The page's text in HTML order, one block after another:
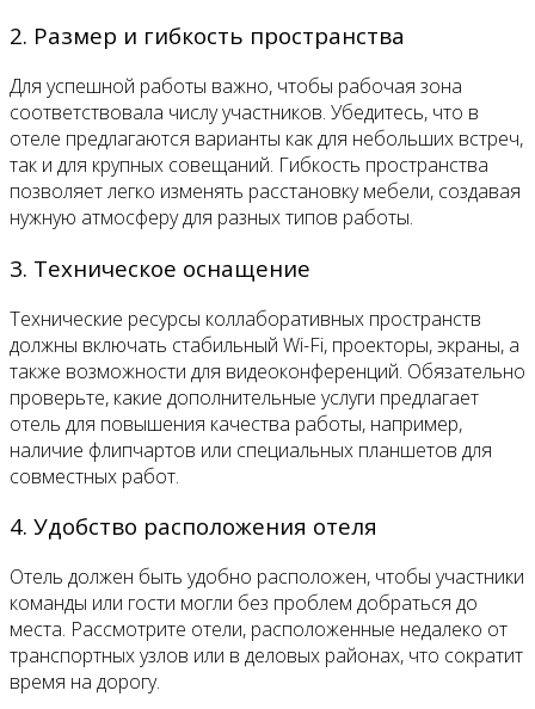
2. Размер и гибкость пространства
Для успешной работы важно, чтобы рабочая зона
соответствовала числу участников. Убедитесь, что в
отеле предлагаются варианты как для небольших встреч,
так и для крупных совещаний. Гибкость пространства
позволяет легко изменять расстановку мебели, создавая
нужную атмосферу для разных типов работы.
3. Техническое оснащение
Технические ресурсы коллаборативных пространств
должны включать стабильный Wi-Fi, проекторы, экраны, а
также возможности для видеоконференций. Обязательно
проверьте, какие дополнительные услуги предлагает
отель для повышения качества работы, например,
наличие флипчартов или специальных планшетов для
совместных работ.
4. Удобство расположения отеля
Отель должен быть удобно расположен, чтобы участники
команды или гости могли без проблем добраться до
места. Рассмотрите отели, расположенные недалеко от
транспортных узлов или в деловых районах, что сократит
время на дорогу.